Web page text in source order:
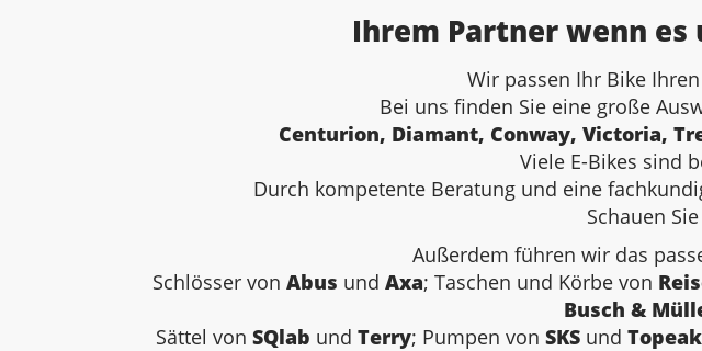
Ihrem Partner wenn es
Wir passen Ihr Bike
Bei uns finden Sie eine große
Centurion, Diamant, Conway, Victoria,
Viele E-Bikes sind
Durch kompetente Beratung und eine
Schauen
Außerdem führen wir das
Schlösser von Abus und Axa; Taschen und Körbe von
Busch &
Sättel von SQlab und Terry; Pumpen von SKS und Topeak